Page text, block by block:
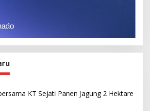
KT Sejati Panen Jagung 2 Hektare